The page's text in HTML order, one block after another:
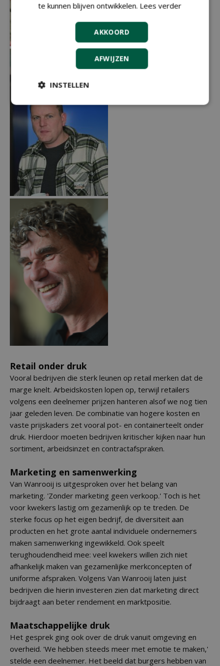
Retail onder druk
Vooral bedrijven die sterk leunen op retail merken dat de
marge knelt. Arbeidskosten lopen op, terwijl retailers
volgens een deelnemer prijzen hanteren alsof we nog tien
jaar geleden leven. De combinatie van hogere kosten en
vaste prijskaders zet vooral pot- en containerteelt onder
druk. Hierdoor moeten bedrijven kritischer kijken naar hun
sortiment, arbeidsinzet en contractafspraken.
Marketing en samenwerking
Van Wanrooij is uitgesproken over het belang van
marketing. 'Zonder marketing geen verkoop.' Toch is het
voor kwekers lastig om gezamenlijk op te treden. De
sterke focus op het eigen bedrijf, de diversiteit aan
producten en het grote aantal individuele ondernemers
maken samenwerking ingewikkeld. Ook speelt
terughoudendheid mee: veel kwekers willen zich niet
afhankelijk maken van gezamenlijke merkconcepten of
uniforme afspraken. Volgens Van Wanrooij laten juist
bedrijven die hierin investeren zien dat marketing direct
bijdraagt aan beter rendement en marktpositie.
Maatschappelijke druk
Het gesprek ging ook over de druk vanuit omgeving en
overheid. 'We hebben steeds meer met emotie te maken,'
stelde een deelnemer. Het beeld dat burgers hebben van
te kunnen blijven ontwikkelen. Lees verder
AKKOORD
AFWIJZEN
INSTELLEN